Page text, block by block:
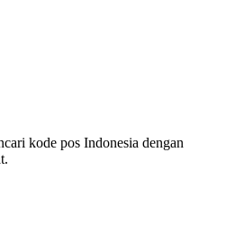
kode pos Indonesia dengan